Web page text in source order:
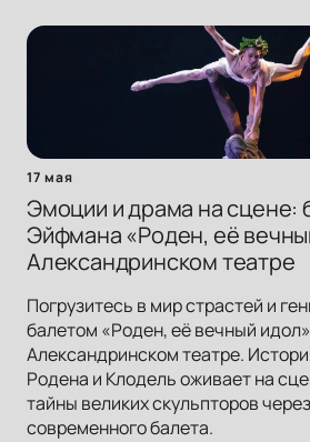
17 мая
Эмоции и драма на сцене:
Эйфмана «Роден, её
Александринском театре
Погрузитесь в мир страстей и
балетом «Роден, её вечный
Александринском театре.
Родена и Клодель оживает на
тайны великих скульпторов
современного балета.